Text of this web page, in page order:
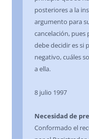
posteriores a la
argumento para
cancelación, pues
debe decidir es si
negativo, cuáles
a ella.
8 julio 1997
Necesidad de
Conformado el